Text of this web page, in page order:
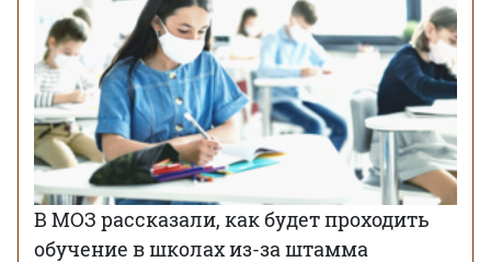
В МОЗ рассказали, как будет проходить
обучение в школах из-за штамма